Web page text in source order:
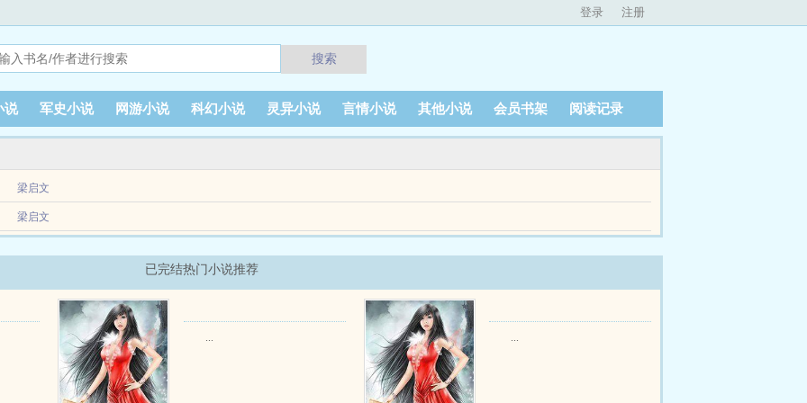
登录 注册
搜索
说 军史小说 网游小说 科幻小说 灵异小说 言情小说 其他小说 会员书架 阅读记录
梁启文
义穿越回1935年，觉醒无敌编制系统。手下十人有编，立刻发放德式步兵班所有武器装备两套，弹药零点补充昨日消耗两倍。手下五
梁启文
已完结热门小说推荐
... ...